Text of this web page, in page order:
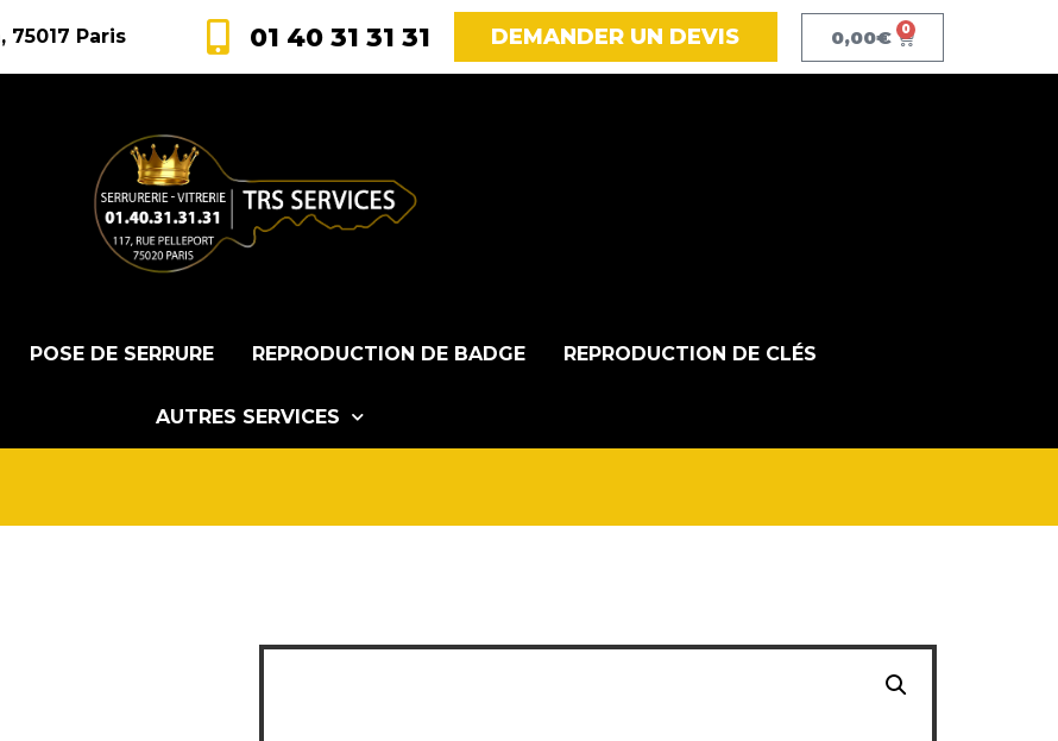
75017 Paris 01 40 31 31 31 DEMANDER UN DEVIS 0,00€ 0
POSE DE SERRURE REPRODUCTION DE BADGE REPRODUCTION DE CLÉS
AUTRES SERVICES